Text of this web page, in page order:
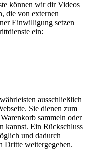
können wir dir Videos
die von externen
Einwilligung setzen
ein:
ausschließlich
Sie dienen zum
sammeln oder
kannst. Ein Rückschluss
und dadurch
Dritte weitergegeben.